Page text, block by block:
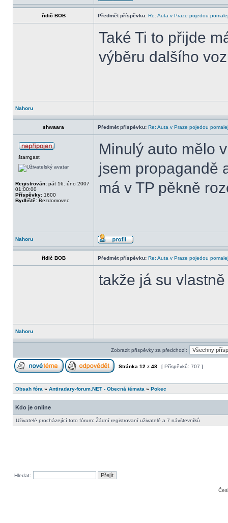
řidič BOB Předmět příspěvku: Re: Auta v Praze pojedou
Také Ti to přijde
výběru dalšího
Nahoru
shwaara Předmět příspěvku: Re: Auta v Praze pojedou
štamgast
Registrován: pát 16. úno 2007
01:00:00
Příspěvky: 1600
Bydliště: Bezdomovec
Minulý auto mělo
jsem propagandě
má v TP pěkně
Nahoru
řidič BOB Předmět příspěvku: Re: Auta v Praze pojedou
takže já su
Nahoru
Zobrazit příspěvky za předchozí:
Stránka 12 z 48 [ Příspěvků: 707 ]
Obsah fóra » Antiradary-forum.NET - Obecná témata » Pokec
Kdo je online
Uživatelé procházející toto fórum: Žádní registrovaní uživatelé a 7 návštevníků
Hledat: